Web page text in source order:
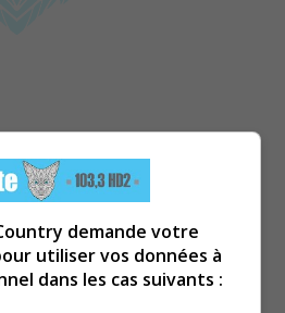
demande votre
utiliser vos données à
dans les cas suivants :